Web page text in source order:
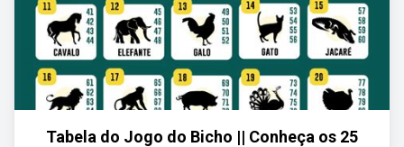
Tabela do Jogo do Bicho || Conheça os 25